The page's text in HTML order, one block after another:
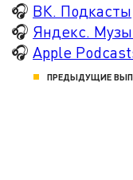
🎧 ВК. Подкасты
🎧 Яндекс.
🎧Apple
ПРЕДЫДУЩИЕ